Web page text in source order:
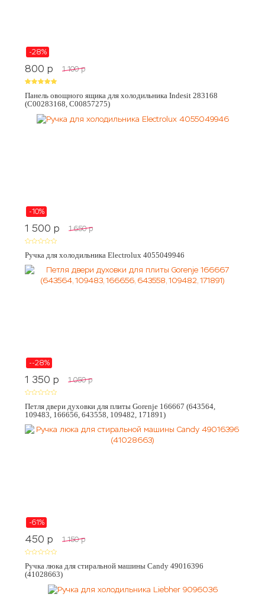
-28%
800 p 1 100 p
Панель овощного ящика для холодильника Indesit 283168
(C00283168, C00857275)
-10%
1 500 p 1 650 p
Ручка для холодильника Electrolux 4055049946
--28%
1 350 p 1 050 p
Петля двери духовки для плиты Gorenje 166667 (643564,
109483, 166656, 643558, 109482, 171891)
-61%
450 p 1 150 p
Ручка люка для стиральной машины Candy 49016396
(41028663)